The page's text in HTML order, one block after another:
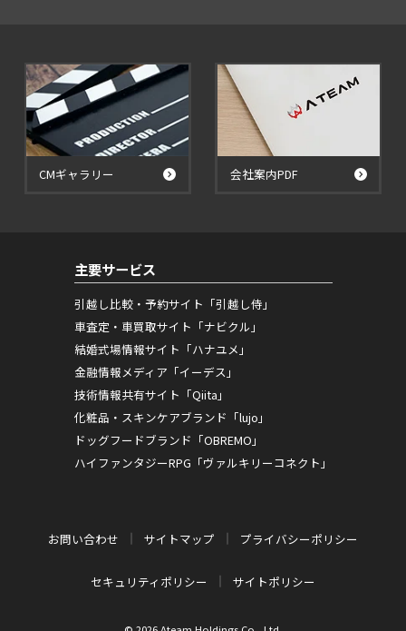
CMギャラリー 会社案内PDF
主要サービス
引越し比較・予約サイト「引越し侍」
車査定・車買取サイト「ナビクル」
結婚式場情報サイト「ハナユメ」
金融情報メディア「イーデス」
技術情報共有サイト「Qiita」
化粧品・スキンケアブランド「lujo」
ドッグフードブランド「OBREMO」
ハイファンタジーRPG「ヴァルキリーコネクト」
お問い合わせ サイトマップ プライバシーポリシー
セキュリティポリシー サイトポリシー